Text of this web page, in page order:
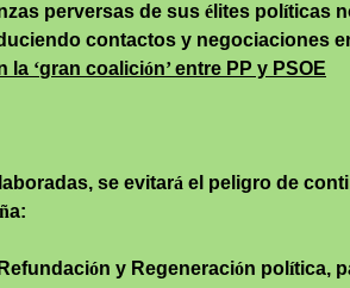
perversas de sus é lites pol íticas
contactos y negociaciones
la ‘gran coalición’entre PP y PSOE
se evitará el peligro de
ña:
ón y Regeneración pol ítica,